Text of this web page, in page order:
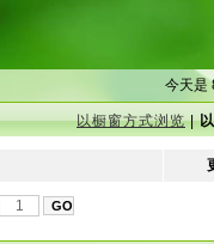
今天是
以橱窗方式浏览|